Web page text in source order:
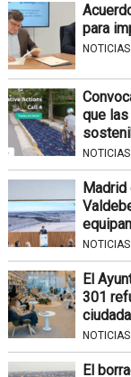
para
NOTICIAS
que
NOTICIAS
Madrid
NOTICIAS
El
301
NOTICIAS
El